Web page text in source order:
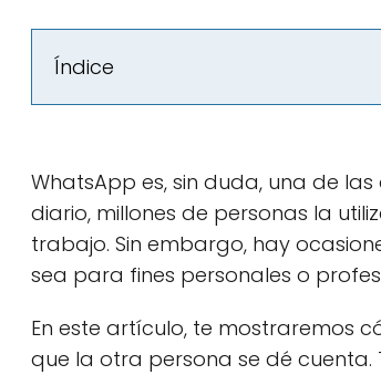
Índice
WhatsApp es, sin duda, una de
diario, millones de personas la
trabajo. Sin embargo, hay
sea para fines personales o
En este artículo, te mostraremos
que la otra persona se dé